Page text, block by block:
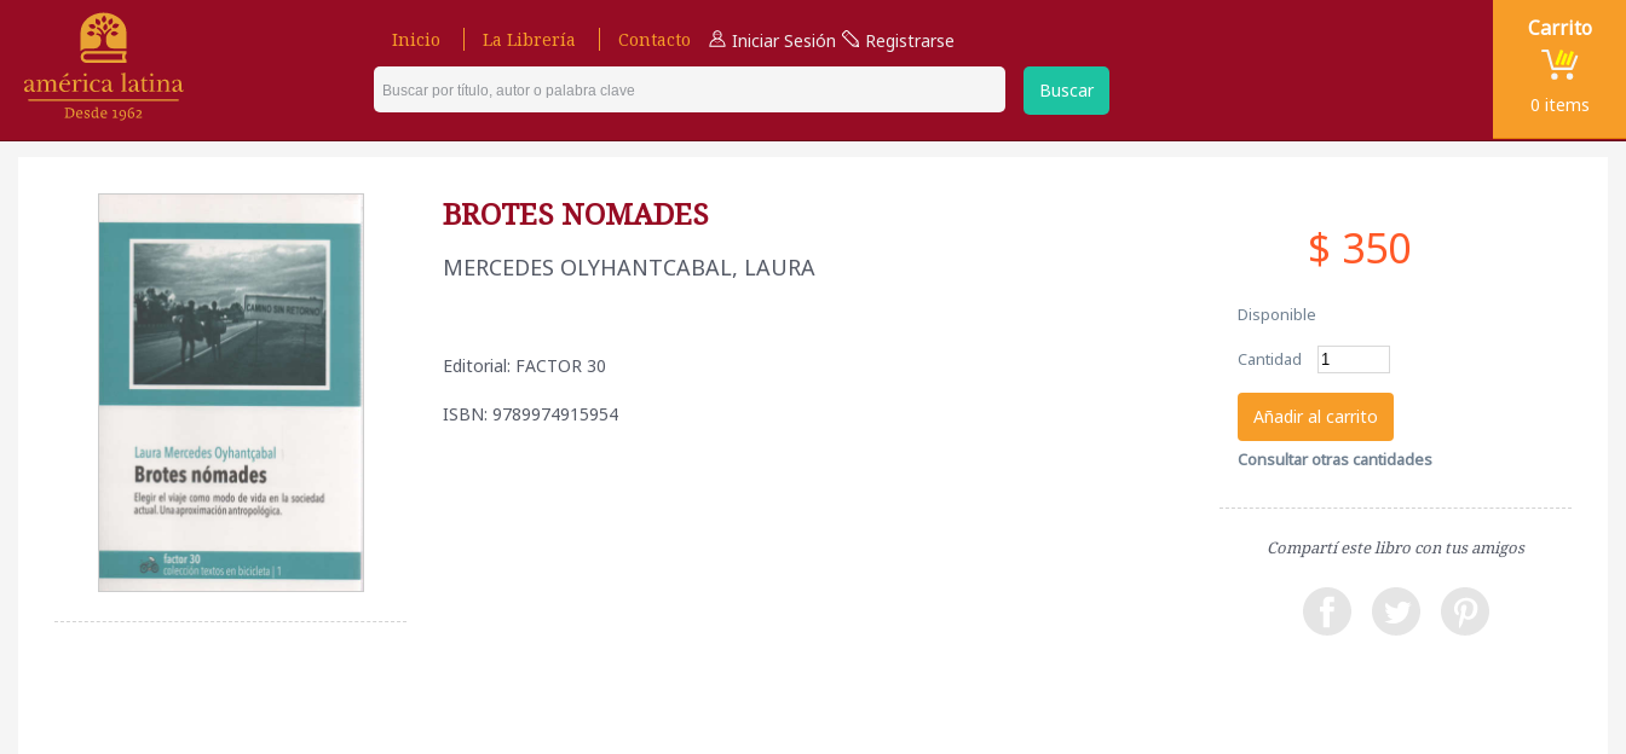
Inicio La Librería Contacto Iniciar Sesión Registrarse
Buscar
Carrito
0 items
BROTES NOMADES
MERCEDES OLYHANTCABAL, LAURA
Editorial: FACTOR 30
ISBN: 9789974915954
$ 350
Disponible
Cantidad
Añadir al carrito
Consultar otras cantidades
Compartí este libro con tus amigos